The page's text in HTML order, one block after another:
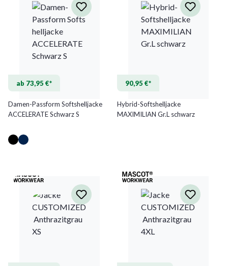
ab 73,95 €*
Damen-Passform Softshelljacke
ACCELERATE Schwarz S
90,95 €*
Hybrid-Softshelljacke
MAXIMILIAN Gr.L schwarz